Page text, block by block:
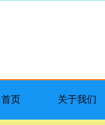
首页 关于我们